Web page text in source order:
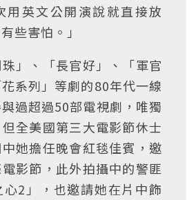
用英文公開演說就直接放
些害怕。」
」、「長官好」、「軍官
系列」等劇的80年代一線
過超過50部電視劇，唯獨
全美國第三大電影節休士
她擔任晚會紅毯佳賓，邀
影節，此外拍攝中的警匪
2」，也邀請她在片中飾